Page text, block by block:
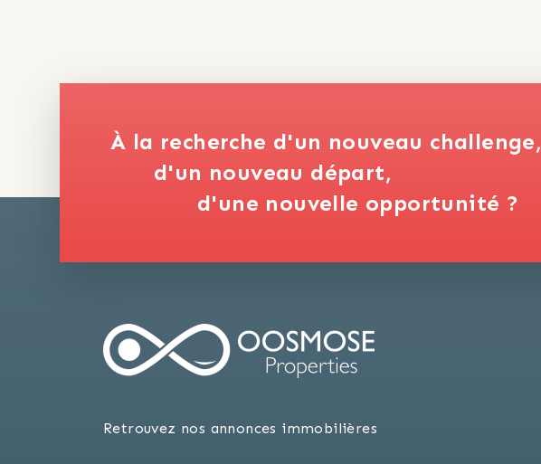
À la recherche d'un nouveau challenge,
d'un nouveau départ,
d'une nouvelle opportunité ?
Retrouvez nos annonces immobilières